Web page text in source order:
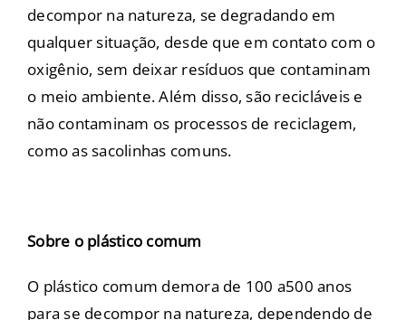
decompor na natureza, se degradando em
qualquer situação, desde que em contato com o
oxigênio, sem deixar resíduos que contaminam
o meio ambiente. Além disso, são recicláveis e
não contaminam os processos de reciclagem,
como as sacolinhas comuns.
Sobre o plástico comum
O plástico comum demora de 100 a500 anos
para se decompor na natureza, dependendo de